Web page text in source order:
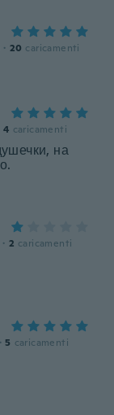
· 20 caricamenti
4 caricamenti
на
· 2 caricamenti
· 5 caricamenti